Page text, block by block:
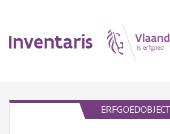
Inventaris
ERFGOEDOBJECT